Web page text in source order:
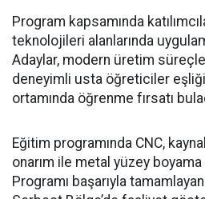
Program kapsamında
teknolojileri alanlarında
Adaylar, modern üretim
deneyimli usta öğreticiler
ortamında öğrenme fırsatı
Eğitim programında CNC,
onarım ile metal yüzey
Programı başarıyla